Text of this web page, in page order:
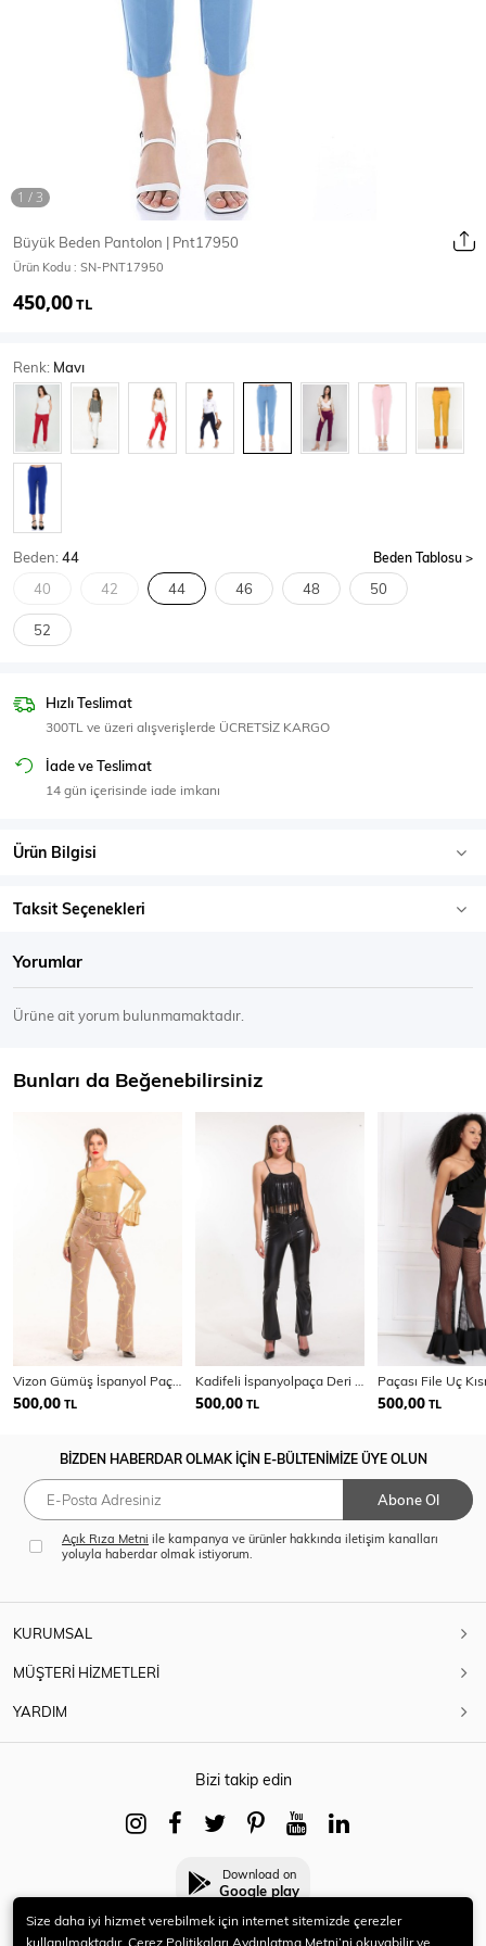
Mont & Kaban
T-Shirt
Body Atlet Crop & Büstiyer
SPOR GİYİM
Eşofman Üstü
Büyük Beden Pantolon | Pnt17950
Ürün Kodu : SN-PNT17950
450,00TL
Renk: Mavı
Beden:44 Beden Tablosu
40 42 44 46 48 50
52
Hızlı Teslimat
300TL ve üzeri alışverişlerde ÜCRETSİZ KARGO
İade ve Teslimat
14 gün içerisinde iade imkanı
Ürün Bilgisi
Taksit Seçenekleri
Yorumlar
Ürüne ait yorum bulunmamaktadır.
Bunları da Beğenebilirsiniz
Vizon Gümüş İspanyol Paça Varak Baskılı Scuba Pantolon
500,00 TL
Kadifeli İspanyolpaça Deri Pantolon PNT33341
500,00 TL 500,00 TL
BİZDEN HABERDAR OLMAK İÇİN E-BÜLTENİMİZE ÜYE OLUN
Abone Ol
Açık Rıza Metni ile kampanya ve ürünler hakkında iletişim kanalları
yoluyla haberdar olmak istiyorum.
KURUMSAL
MÜŞTERİ HİZMETLERİ
YARDIM
Bizi takip edin
Download on
Google play
Size daha iyi hizmet verebilmek için internet sitemizde çerezler
kullanılmaktadır. Çerez Politikaları Aydınlatma Metni’ni okuyabilir ve